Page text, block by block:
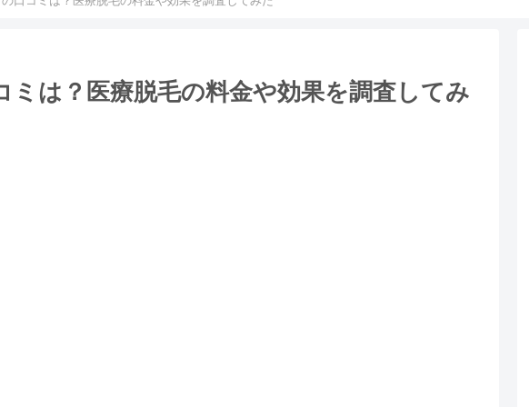
ミは？医療脱毛の料金や効果を調査してみ